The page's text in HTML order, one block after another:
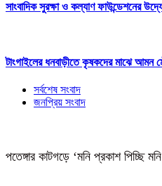
সাংবাদিক সুরক্ষা ও কল্যাণ ফাউন্ডেশনের
টাংগাইলের ধনবাড়ীতে কৃষকদের মাঝে
সর্বশেষ সংবাদ
জনপ্রিয় সংবাদ
পতেঙ্গার কাটগড়ে ‘মনি প্রকাশ পিচ্ছি